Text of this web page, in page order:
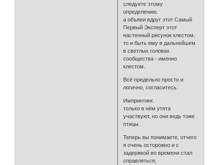
следуете этому
определению.
а объяви вдруг этот Самый
Первый Эксперт этот
настенный рисунок клестом,
то и быть ему в дальнейшем
в светлых головах
сообщества - именно
клестом.
Всё предельно просто и
логично, согласитесь.
Импринтинг.
только в нём утята
участвуют, но они ведь тоже
птицы.
Теперь вы понимаете, отчего
я очень осторожно и с
задержкой во времени стал
справляться,